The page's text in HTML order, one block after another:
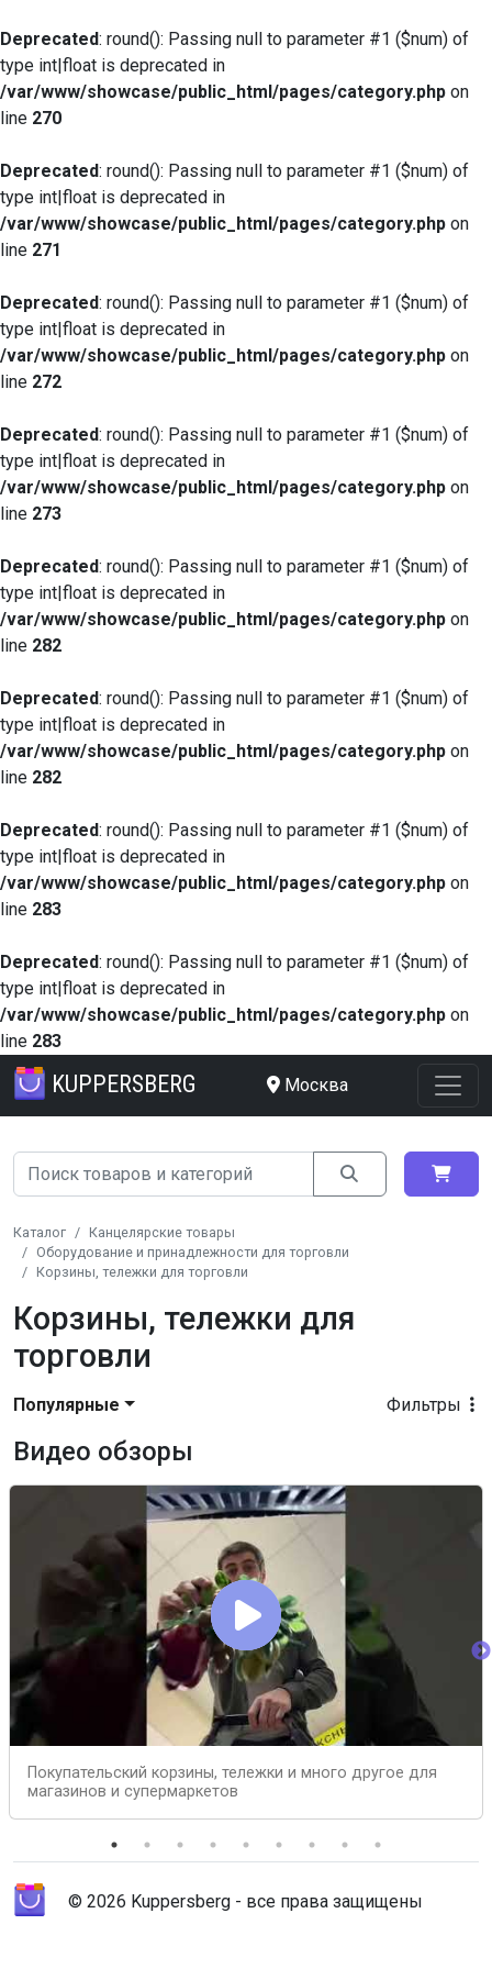
Deprecated: round(): Passing null to parameter #1 ($num) of
type int|float is deprecated in
/var/www/showcase/public_html/pages/category.php on
line 270
Deprecated: round(): Passing null to parameter #1 ($num) of
type int|float is deprecated in
/var/www/showcase/public_html/pages/category.php on
line 271
Deprecated: round(): Passing null to parameter #1 ($num) of
type int|float is deprecated in
/var/www/showcase/public_html/pages/category.php on
line 272
Deprecated: round(): Passing null to parameter #1 ($num) of
type int|float is deprecated in
/var/www/showcase/public_html/pages/category.php on
line 273
Deprecated: round(): Passing null to parameter #1 ($num) of
type int|float is deprecated in
/var/www/showcase/public_html/pages/category.php on
line 282
Deprecated: round(): Passing null to parameter #1 ($num) of
type int|float is deprecated in
/var/www/showcase/public_html/pages/category.php on
line 282
Deprecated: round(): Passing null to parameter #1 ($num) of
type int|float is deprecated in
/var/www/showcase/public_html/pages/category.php on
line 283
Deprecated: round(): Passing null to parameter #1 ($num) of
type int|float is deprecated in
/var/www/showcase/public_html/pages/category.php on
line 283
KUPPERSBERG Москва
Каталог
Канцелярские товары
Оборудование и принадлежности для торговли
Корзины, тележки для торговли
Корзины, тележки для
торговли
Фильтры
Популярные
Видео обзоры
Покупательский корзины, тележки и много другое для
магазинов и супермаркетов
© 2026 Kuppersberg - все права защищены